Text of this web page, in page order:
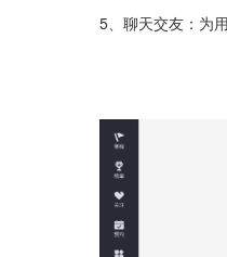
5、聊天交友：为